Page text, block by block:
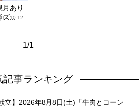
月あり
ズ...
1/1
記事ランキング
立】2026年8月8日(土)「牛肉とコーン